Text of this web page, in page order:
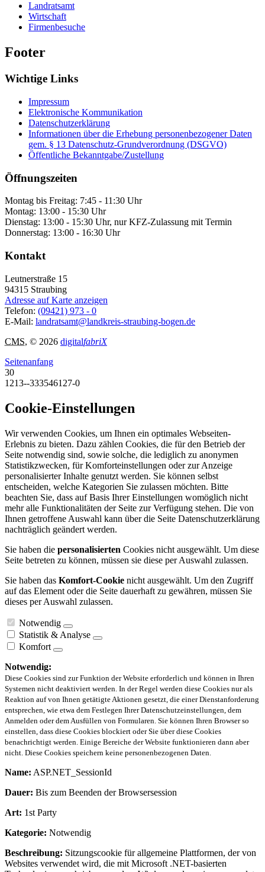
Landratsamt
Wirtschaft
Firmenbesuche
Footer
Wichtige Links
Impressum
Elektronische Kommunikation
Datenschutzerklärung
Informationen über die Erhebung personenbezogener Daten
gem. § 13 Datenschutz-Grundverordnung (DSGVO)
Öffentliche Bekanntgabe/Zustellung
Öffnungszeiten
Montag bis Freitag: 7:45 - 11:30 Uhr
Montag: 13:00 - 15:30 Uhr
Dienstag: 13:00 - 15:30 Uhr, nur KFZ-Zulassung mit Termin
Donnerstag: 13:00 - 16:30 Uhr
Kontakt
Leutnerstraße 15
94315 Straubing
Adresse auf Karte anzeigen
Telefon: (09421) 973 - 0
E-Mail: landratsamt@landkreis-straubing-bogen.de
CMS, © 2026 digitalfabriX
Seitenanfang
30
1213--333546127-0
Cookie-Einstellungen
Wir verwenden Cookies, um Ihnen ein optimales Webseiten-
Erlebnis zu bieten. Dazu zählen Cookies, die für den Betrieb der
Seite notwendig sind, sowie solche, die lediglich zu anonymen
Statistikzwecken, für Komforteinstellungen oder zur Anzeige
personalisierter Inhalte genutzt werden. Sie können selbst
entscheiden, welche Kategorien Sie zulassen möchten. Bitte
beachten Sie, dass auf Basis Ihrer Einstellungen womöglich nicht
mehr alle Funktionalitäten der Seite zur Verfügung stehen. Die von
Ihnen getroffene Auswahl kann über die Seite Datenschutzerklärung
nachträglich geändert werden.
Sie haben die personalisierten Cookies nicht ausgewählt. Um diese
Seite betreten zu können, müssen sie diese per Auswahl zulassen.
Sie haben das Komfort-Cookie nicht ausgewählt. Um den Zugriff
auf das Element oder die Seite dauerhaft zu gewähren, müssen Sie
dieses per Auswahl zulassen.
Notwendig
Statistik & Analyse
Komfort
Notwendig:
Diese Cookies sind zur Funktion der Website erforderlich und können in Ihren
Systemen nicht deaktiviert werden. In der Regel werden diese Cookies nur als
Reaktion auf von Ihnen getätigte Aktionen gesetzt, die einer Dienstanforderung
entsprechen, wie etwa dem Festlegen Ihrer Datenschutzeinstellungen, dem
Anmelden oder dem Ausfüllen von Formularen. Sie können Ihren Browser so
einstellen, dass diese Cookies blockiert oder Sie über diese Cookies
benachrichtigt werden. Einige Bereiche der Website funktionieren dann aber
nicht. Diese Cookies speichern keine personenbezogenen Daten.
Name: ASP.NET_SessionId
Dauer: Bis zum Beenden der Browsersession
Art: 1st Party
Kategorie: Notwendig
Beschreibung: Sitzungscookie für allgemeine Plattformen, der von
Websites verwendet wird, die mit Microsoft .NET-basierten